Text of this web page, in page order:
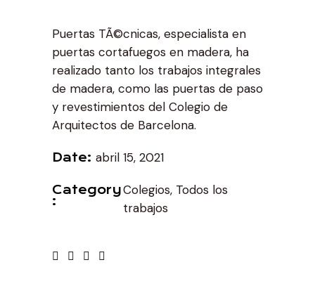
Puertas TÃ©cnicas, especialista en
puertas cortafuegos en madera, ha
realizado tanto los trabajos integrales
de madera, como las puertas de paso
y revestimientos del Colegio de
Arquitectos de Barcelona.
Date abril 15, 2021
CategoryColegios, Todos los
trabajos